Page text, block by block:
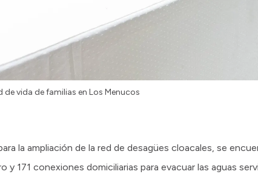
vida de familias en Los Menucos
la ampliación de la red de desagües cloacales, se
y 171 conexiones domiciliarias para evacuar las aguas